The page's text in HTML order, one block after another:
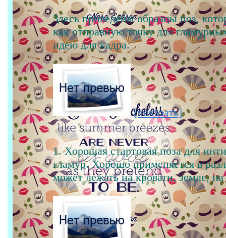
Здесь приведены образцы поз,
как отправную точку для
идею для кадра.
[показать]
1. Хорошая стартовая поза для
гламур. Хорошо применяется в
может лежать на кровати, земле,